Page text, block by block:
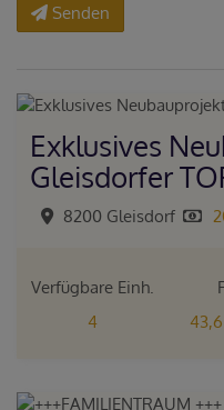
Senden
Exklusives
Gleisdorfer
8200 Gleisdorf
Verfügbare Einh.
4